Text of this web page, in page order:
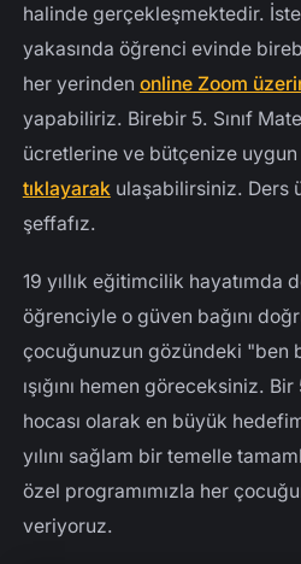
halinde gerçekleşmektedir.
yakasında öğrenci evinde
her yerinden online Zoom
yapabiliriz. Birebir 5. Sınıf
ücretlerine ve bütçenize uygun
tıklayarakulaşabilirsiniz. Ders
şeffafız.
19 yıllık eğitimcilik hayatımda
öğrenciyle o güven bağını
çocuğunuzun gözündeki "ben
ışığını hemen göreceksiniz.
hocası olarak en büyük
yılını sağlam bir temelle
özel programımızla her
veriyoruz.